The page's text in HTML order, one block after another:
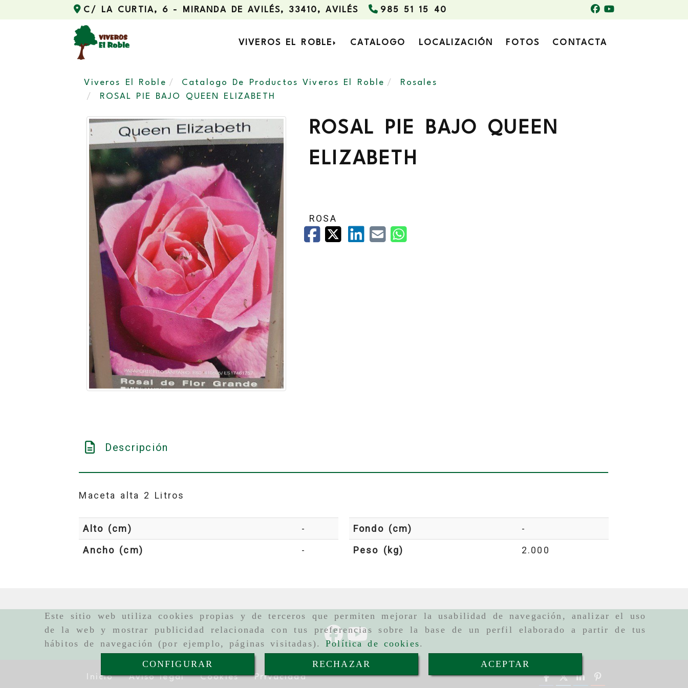
Este sitio web utiliza cookies propias y de terceros que permiten mejorar la usabilidad de navegación, analizar el uso
de la web y mostrar publicidad relacionada con tus preferencias sobre la base de un perfil elaborado a partir de tus
hábitos de navegación (por ejemplo, páginas visitadas).Política de cookies.
CONFIGURAR RECHAZAR ACEPTAR
C/ LA CURTIA, 6 - MIRANDA DE AVILÉS,33410,AVILÉS 985 51 15 40
VIVEROS EL ROBLE CATALOGO LOCALIZACIÓN FOTOS CONTACTA
Viveros El Roble Catalogo De Productos Viveros El Roble
Rosales
ROSAL PIE BAJO QUEEN ELIZABETH
ROSAL PIE BAJO QUEEN
ELIZABETH
ROSA
Descripción
Maceta alta 2 Litros
Alto (cm)
-
Ancho (cm)
-
Fondo (cm)
-
Peso (kg)
2.000
Inicio Aviso legal Cookies Privacidad